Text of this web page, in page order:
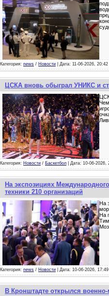
Категория: news / Новости | Дата: 11-06-2026, 20:42 |
ЦСКА вновь обыграл УНИКС и
Категория: Новости / Баскетбол | Дата: 10-06-2026,
На экспозициях
техники 210 организаций
На
На
Категория: news / Новости | Дата: 10-06-2026, 17:49
В Кронштадте открылся